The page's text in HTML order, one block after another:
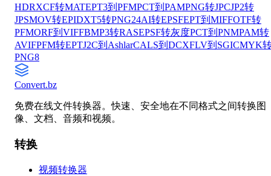
HDRXCF转MATEPT3到PFMPCT到PAMPNG转JPCJP2转
JPSMOV转EPIDXT5转PNG24AI转EPSFEPT到MIFFOTF转
PFMORF到VIFFBMP3转RASEPSF转灰度PCT到PNMPAM转
AVIFPFM转EPTJ2C到AshlarCALS到DCXFLV到SGICMYK
PNG8
Convert.bz
免费在线文件转换器。快速、安全地在不同格式之间转换图
像、文档、音频和视频。
转换
视频转换器